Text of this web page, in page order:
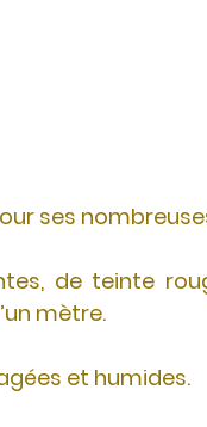
ses
de teinte
mètre.
et humides.